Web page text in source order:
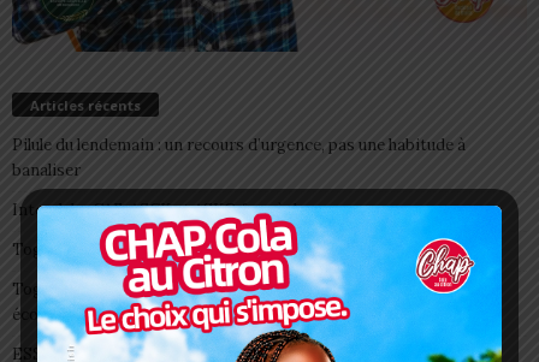
Articles récents
Pilule du lendemain : un recours d’urgence, pas une habitude à
banaliser
Interclubs CAF: ASCK et ASKO face à deux gros morceaux
Togo/ Boissons énergisantes: l’État tire la sonnette d’alarme
Togo/ Rentrée scolaire 2026-2027: consultez la liste officielle des
écoles autorisées
ESSAL 2026 : les admissibles convoqués pour la visite médicale à